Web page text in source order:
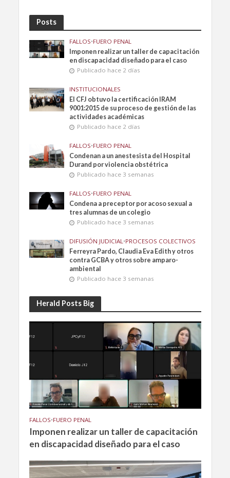
Posts
FALLOS•FUERO PENAL
Imponen realizar un taller de capacitación
en discapacidad diseñado para el caso
Publicado hace 2 días
INSTITUCIONALES
El CFJ obtuvo la certificación IRAM
9001:2015 de su proceso de gestión de las
actividades académicas
Publicado hace 2 días
FALLOS•FUERO PENAL
Condenan a un anestesista del Hospital
Durand por violencia obstétrica
Publicado hace 3 semanas
FALLOS•FUERO PENAL
Condena a preceptor por acoso sexual a
tres alumnas de un colegio
Publicado hace 3 semanas
DIFUSIÓN JUDICIAL•PROCESOS COLECTIVOS
Ferreyra Pardo, Claudia Eva Edith y otros
contra GCBA y otros sobre amparo-
ambiental
Publicado hace 3 semanas
Herald Posts Big
FALLOS•FUERO PENAL
Imponen realizar un taller de capacitación
en discapacidad diseñado para el caso